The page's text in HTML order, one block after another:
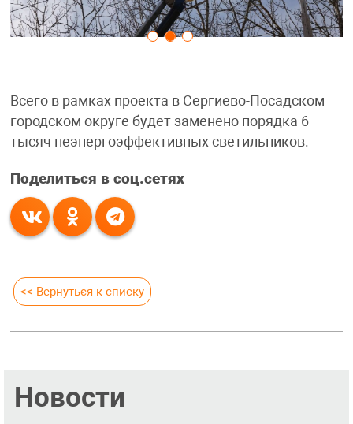
Всего в рамках проекта в Сергиево-Посадском
городском округе будет заменено порядка 6
тысяч неэнергоэффективных светильников.
Поделиться в соц.сетях
<< Вернуться к списку
Новости